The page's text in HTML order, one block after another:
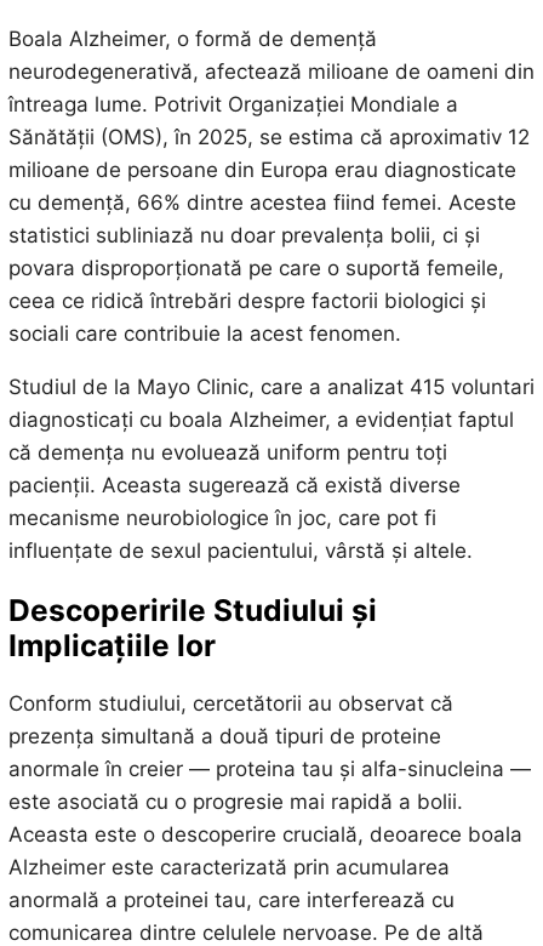
Boala Alzheimer, o formă de demență
neurodegenerativă, afectează milioane de oameni din
întreaga lume. Potrivit Organizației Mondiale a
Sănătății (OMS), în 2025, se estima că aproximativ 12
milioane de persoane din Europa erau diagnosticate
cu demență, 66% dintre acestea fiind femei. Aceste
statistici subliniază nu doar prevalența bolii, ci și
povara disproporționată pe care o suportă femeile,
ceea ce ridică întrebări despre factorii biologici și
sociali care contribuie la acest fenomen.
Studiul de la Mayo Clinic, care a analizat 415 voluntari
diagnosticați cu boala Alzheimer, a evidențiat faptul
că demența nu evoluează uniform pentru toți
pacienții. Aceasta sugerează că există diverse
mecanisme neurobiologice în joc, care pot fi
influențate de sexul pacientului, vârstă și altele.
Descoperirile Studiului și
Implicațiile lor
Conform studiului, cercetătorii au observat că
prezența simultană a două tipuri de proteine
anormale în creier — proteina tau și alfa-sinucleina —
este asociată cu o progresie mai rapidă a bolii.
Aceasta este o descoperire crucială, deoarece boala
Alzheimer este caracterizată prin acumularea
anormală a proteinei tau, care interferează cu
comunicarea dintre celulele nervoase. Pe de altă